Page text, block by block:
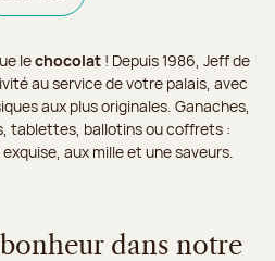
lechocolat ! Depuis 1986, Jeff de
au service de votre palais, avec
aux plus originales. Ganaches,
tablettes, ballotins ou coffrets :
aux mille et une saveurs.
dans notre